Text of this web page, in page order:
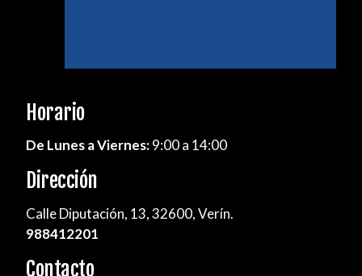
Horario
De Lunes a Viernes:9:00 a 14:00
Dirección
Calle Diputación, 13, 32600, Verín.
988412201
Contacto